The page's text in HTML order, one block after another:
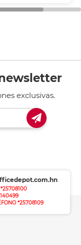
exclusivas.
*25708109